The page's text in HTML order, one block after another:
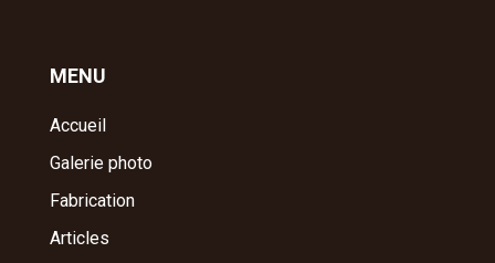
MENU
Accueil
Galerie photo
Fabrication
Articles